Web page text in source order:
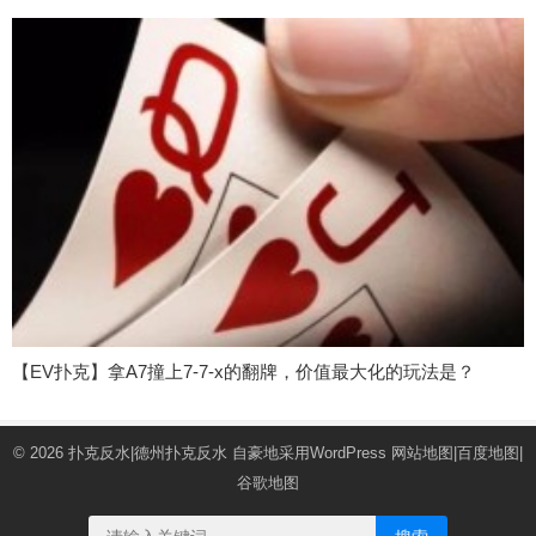
【EV扑克】拿A7撞上7-7-x的翻牌，价值最大化的玩法是？
© 2026 扑克反水|德州扑克反水 自豪地采用WordPress 网站地图 百度地图
谷歌地图